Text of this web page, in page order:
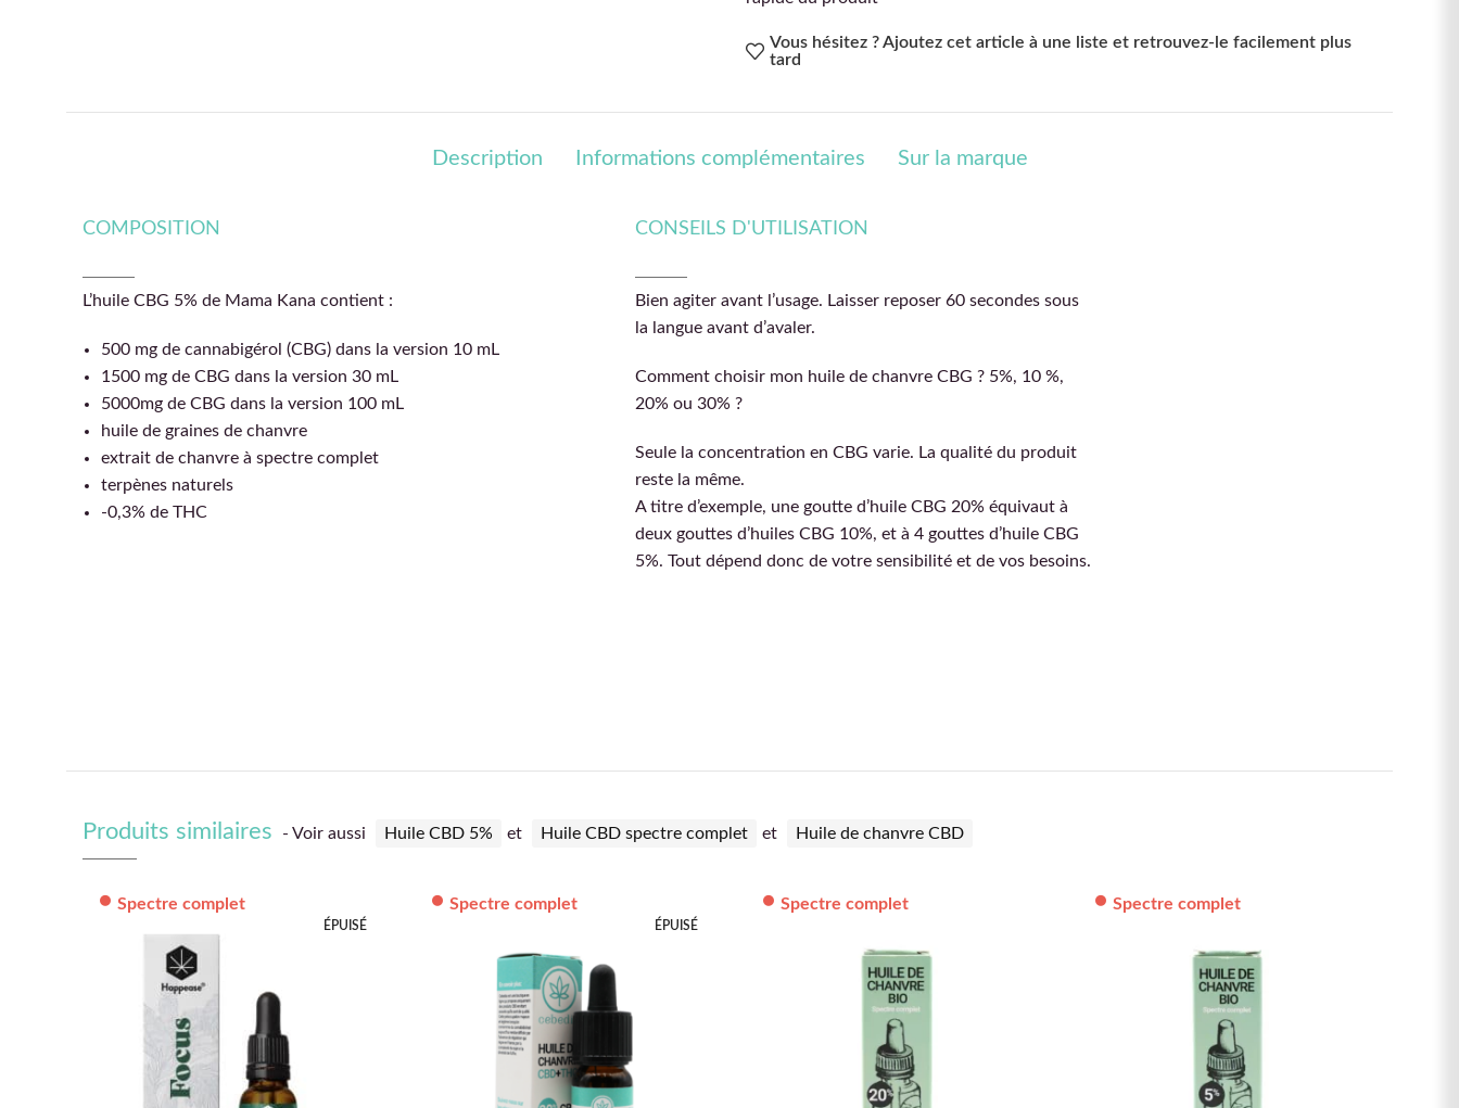
Vous hésitez ? Ajoutez cet article à une liste et retrouvez-le facilement plus
tard
Description Informations complémentaires Sur la marque
COMPOSITION
L’huile CBG 5% de Mama Kana contient :
500 mg de cannabigérol (CBG) dans la version 10 mL
1500 mg de CBG dans la version 30 mL
5000mg de CBG dans la version 100 mL
huile de graines de chanvre
extrait de chanvre à spectre complet
terpènes naturels
-0,3% de THC
CONSEILS D'UTILISATION
Bien agiter avant l’usage. Laisser reposer 60 secondes sous
la langue avant d’avaler.
Comment choisir mon huile de chanvre CBG ? 5%, 10 %,
20% ou 30% ?
Seule la concentration en CBG varie. La qualité du produit
reste la même.
A titre d’exemple, une goutte d’huile CBG 20% équivaut à
deux gouttes d’huiles CBG 10%, et à 4 gouttes d’huile CBG
5%. Tout dépend donc de votre sensibilité et de vos besoins.
Produits similaires - Voir aussi Huile CBD 5% et Huile CBD spectre complet et Huile de chanvre CBD
Spectre complet
ÉPUISÉ
Spectre complet
ÉPUISÉ
Spectre complet Spectre complet